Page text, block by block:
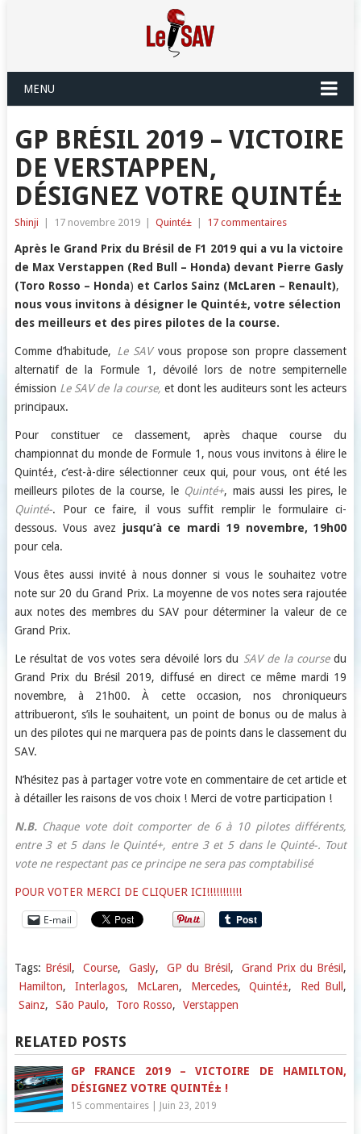
MENU
GP BRÉSIL 2019 – VICTOIRE
DE VERSTAPPEN,
DÉSIGNEZ VOTRE QUINTÉ±
Shinji 17 novembre 2019 Quinté± 17 commentaires
Après le Grand Prix du Brésil de F1 2019 qui a vu la victoire
de Max Verstappen (Red Bull – Honda) devant Pierre Gasly
(Toro Rosso – Honda) et Carlos Sainz (McLaren – Renault),
nous vous invitons à désigner le Quinté±, votre sélection
des meilleurs et des pires pilotes de la course.
Comme d’habitude, Le SAV vous propose son propre classement
alternatif de la Formule 1, dévoilé lors de notre sempiternelle
émission Le SAV de la course, et dont les auditeurs sont les acteurs
principaux.
Pour constituer ce classement, après chaque course du
championnat du monde de Formule 1, nous vous invitons à élire le
Quinté±, c’est-à-dire sélectionner ceux qui, pour vous, ont été les
meilleurs pilotes de la course, le Quinté+, mais aussi les pires, le
Quinté-. Pour ce faire, il vous suffit remplir le formulaire ci-
dessous. Vous avez jusqu’à ce mardi 19 novembre, 19h00
pour cela.
Vous êtes aussi invité à nous donner si vous le souhaitez votre
note sur 20 du Grand Prix. La moyenne de vos notes sera rajoutée
aux notes des membres du SAV pour déterminer la valeur de ce
Grand Prix.
Le résultat de vos votes sera dévoilé lors du SAV de la coursedu
Grand Prix du Brésil 2019, diffusé en direct ce même mardi 19
novembre, à 21h00. À cette occasion, nos chroniqueurs
attribueront, s’ils le souhaitent, un point de bonus ou de malus à
un des pilotes qui ne marquera pas de points dans le classement du
SAV.
N’hésitez pas à partager votre vote en commentaire de cet article et
à détailler les raisons de vos choix ! Merci de votre participation !
N.B.Chaque vote doit comporter de 6 à 10 pilotes différents,
entre 3 et 5 dans le Quinté+, entre 3 et 5 dans le Quinté-. Tout
vote ne respectant pas ce principe ne sera pas comptabilisé
POUR VOTER MERCI DE CLIQUER ICI!!!!!!!!!!!
E-mail
Tags: Brésil , Course, Gasly, GP du Brésil , Grand Prix du Brésil ,
Hamilton, Interlagos, McLaren, Mercedes, Quinté±, Red Bull ,
Sainz, São Paulo, Toro Rosso, Verstappen
RELATED POSTS
GP FRANCE 2019 – VICTOIRE DE HAMILTON,
DÉSIGNEZ VOTRE QUINTÉ± !
15 commentaires| Juin 23, 2019